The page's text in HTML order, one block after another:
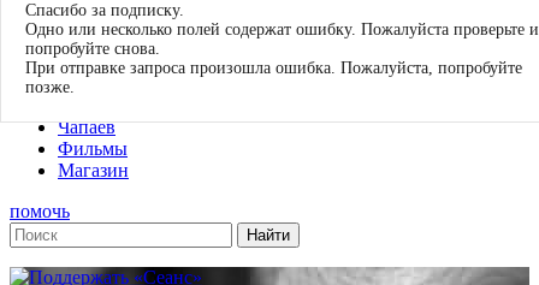
О нас
Журнал
Книги
Чапаев
Фильмы
Магазин
помочь
Спасибо за подписку.
Одно или несколько полей содержат ошибку. Пожалуйста проверьте и
попробуйте снова.
При отправке запроса произошла ошибка. Пожалуйста, попробуйте
позже.